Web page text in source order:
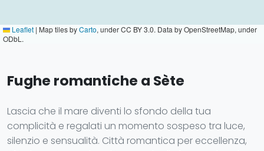
Leaflet | Map tiles byCarto, under CC BY 3.0. Data by OpenStreetMap, under
ODbL.
Fughe romantiche a Sète
Lascia che il mare diventi lo sfondo della tua
complicità e regalati un momento sospeso tra luce,
silenzio e sensualità. Città romantica per eccellenza,